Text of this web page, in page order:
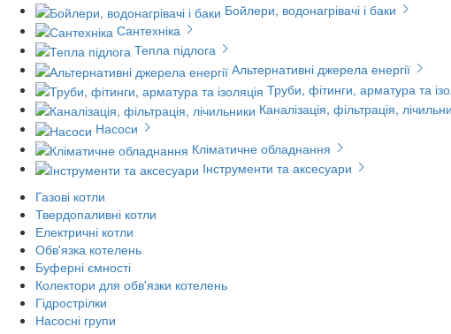
Бойлери, водонагрівачі і баки
Сантехніка
Тепла підлога
Альтернативні джерела енергії
Труби, фітинги, арматура та
Каналізація, фільтрація,
Насоси
Кліматичне обладнання
Інструменти та аксесуари
Газові котли
Твердопаливні котли
Електричні котли
Обв'язка котелень
Буферні ємності
Колектори для обв'язки котелень
Гідрострілки
Насосні групи